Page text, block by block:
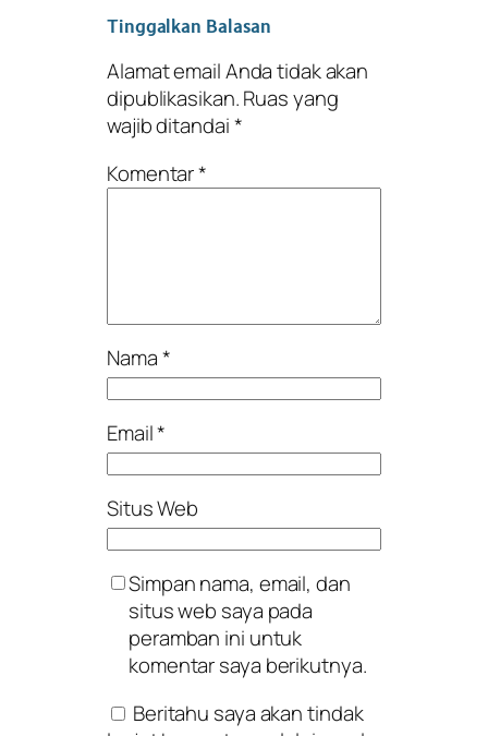
Tinggalkan Balasan
Alamat email Anda tidak akan
dipublikasikan.Ruas yang
wajib ditandai*
Komentar*
Nama*
Email*
Situs Web
Simpan nama, email, dan
situs web saya pada
peramban ini untuk
komentar saya berikutnya.
Beritahu saya akan tindak